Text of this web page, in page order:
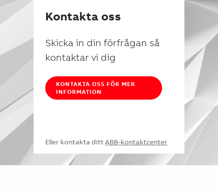
Kontakta oss
Skicka in din förfrågan så
kontaktar vi dig
KONTAKTA OSS FÖR MER
INFORMATION
Eller kontakta dittABB-kontaktcenter